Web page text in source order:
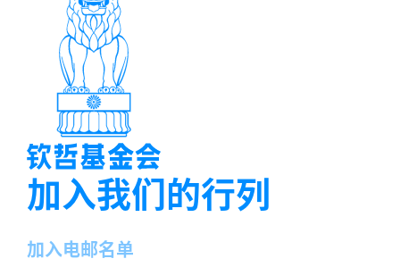
加入我们的行列
名
字
加入电邮名单